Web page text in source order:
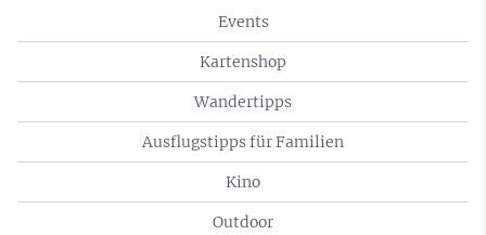
Events
Kartenshop
Wandertipps
Ausflugstipps für Familien
Kino
Outdoor